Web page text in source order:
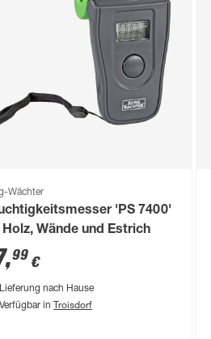
Wächter
'PS 7400'
Holz, Wände und Estrich
,99 €
Lieferung nach Hause
Verfügbar in Troisdorf